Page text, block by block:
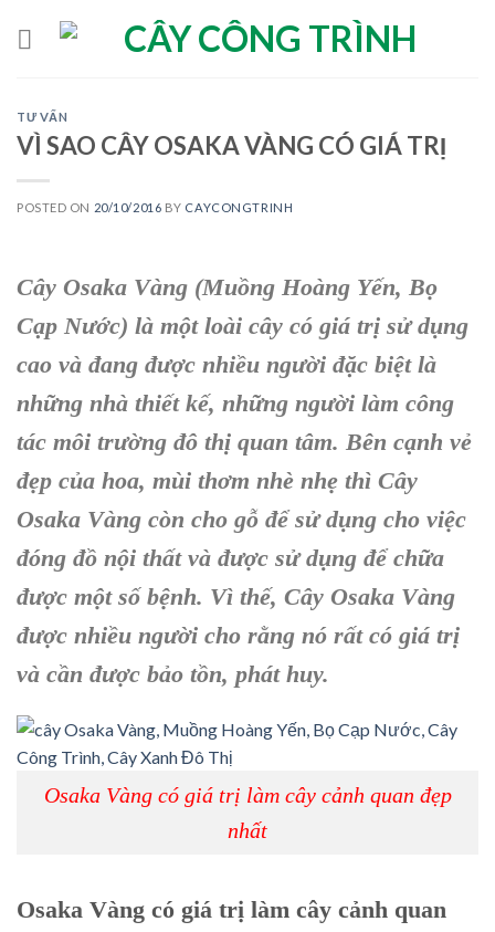
TƯ VẤN
VÌ SAO CÂY OSAKA VÀNG CÓ GIÁ TRỊ
POSTED ON 20/10/2016 BY CAYCONGTRINH
Cây Osaka Vàng (Muồng Hoàng Yến, Bọ
Cạp Nước) là một loài cây có giá trị sử dụng
cao và đang được nhiều người đặc biệt là
những nhà thiết kế, những người làm công
tác môi trường đô thị quan tâm. Bên cạnh vẻ
đẹp của hoa, mùi thơm nhè nhẹ thì Cây
Osaka Vàng còn cho gỗ để sử dụng cho việc
đóng đồ nội thất và được sử dụng để chữa
được một số bệnh. Vì thế, Cây Osaka Vàng
được nhiều người cho rằng nó rất có giá trị
và cần được bảo tồn, phát huy.
Osaka Vàng có giá trị làm cây cảnh quan đẹp
nhất
Osaka Vàng có giá trị làm cây cảnh quan